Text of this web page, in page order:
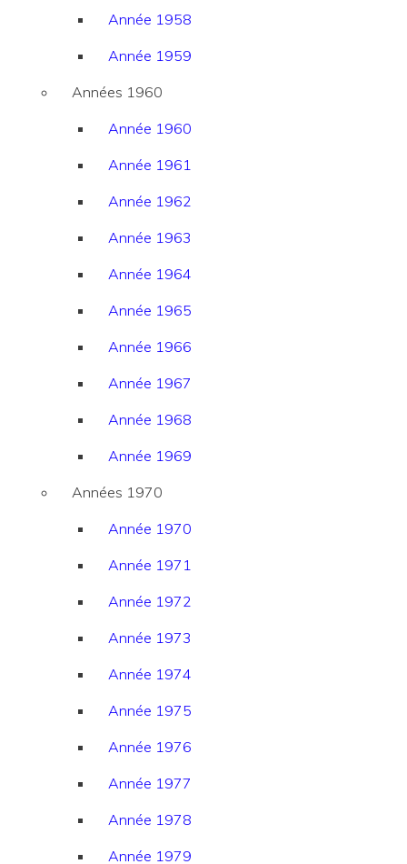
Année 1958
Année 1959
Années 1960
Année 1960
Année 1961
Année 1962
Année 1963
Année 1964
Année 1965
Année 1966
Année 1967
Année 1968
Année 1969
Années 1970
Année 1970
Année 1971
Année 1972
Année 1973
Année 1974
Année 1975
Année 1976
Année 1977
Année 1978
Année 1979